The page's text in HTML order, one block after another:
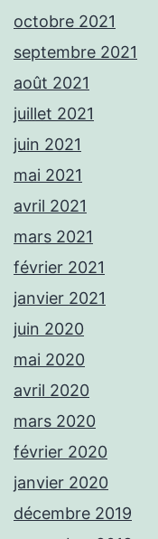
octobre 2021
septembre 2021
août 2021
juillet 2021
juin 2021
mai 2021
avril 2021
mars 2021
février 2021
janvier 2021
juin 2020
mai 2020
avril 2020
mars 2020
février 2020
janvier 2020
décembre 2019